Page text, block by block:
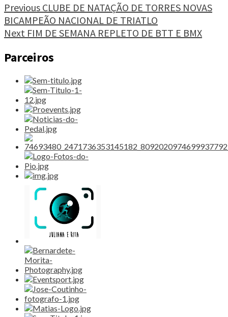
À
CAPITAL
COM
O
Continue
Reading
Previous CLUBE DE NATAÇÃO DE TORRES NOVAS
BICAMPEÃO NACIONAL DE TRIATLO
Next FIM DE SEMANA REPLETO DE BTT E BMX
Parceiros